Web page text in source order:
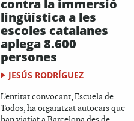
contra la immersió
lingüística a les
escoles catalanes
aplega 8.600
persones
JESÚS RODRÍGUEZ
L'entitat convocant, Escuela de
Todos, ha organitzat autocars que